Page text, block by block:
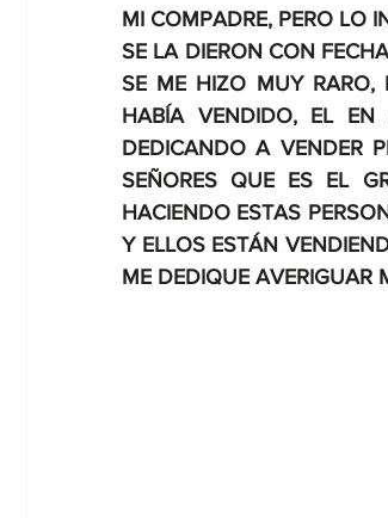
MI COMPADRE, PERO LO
SE LA DIERON CON
SE ME HIZO MUY RARO,
HABÍA VENDIDO, EL
DEDICANDO A VENDER
SEÑORES QUE ES EL
HACIENDO ESTAS
Y ELLOS ESTÁN
ME DEDIQUE AVERIGUAR